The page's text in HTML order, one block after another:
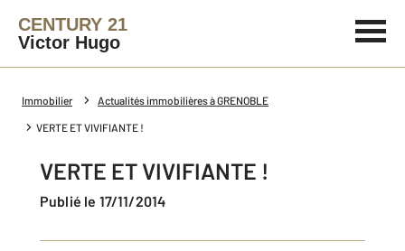
CENTURY 21
Victor Hugo
Immobilier Actualités immobilières à GRENOBLE
VERTE ET VIVIFIANTE !
VERTE ET VIVIFIANTE !
Publié le 17/11/2014